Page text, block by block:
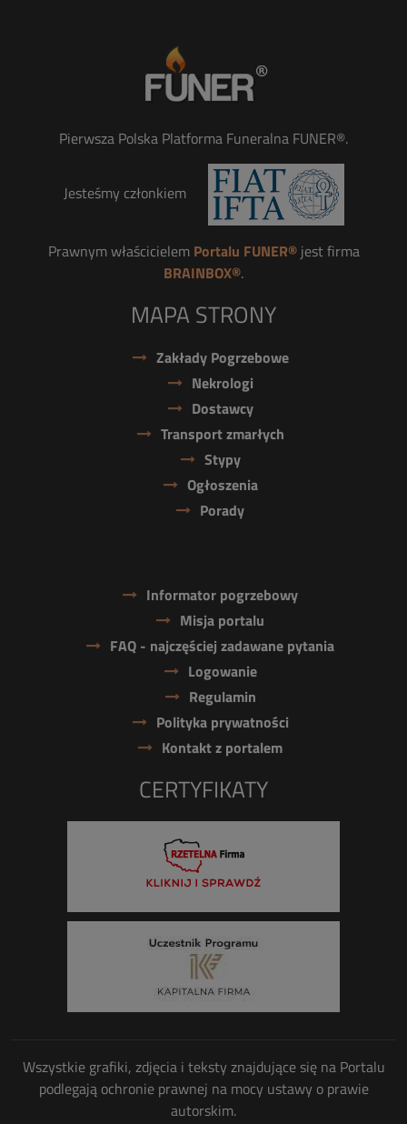
Pierwsza Polska Platforma Funeralna FUNER®.
Jesteśmy członkiem
Prawnym właścicielem Portalu FUNER®jest firma
BRAINBOX®.
MAPA STRONY
Zakłady Pogrzebowe
Nekrologi
Dostawcy
Transport zmarłych
Stypy
Ogłoszenia
Porady
Informator pogrzebowy
Misja portalu
FAQ - najczęściej zadawane pytania
Logowanie
Regulamin
Polityka prywatności
Kontakt z portalem
CERTYFIKATY
Wszystkie grafiki, zdjęcia i teksty znajdujące się na Portalu
podlegają ochronie prawnej na mocy ustawy o prawie
autorskim.